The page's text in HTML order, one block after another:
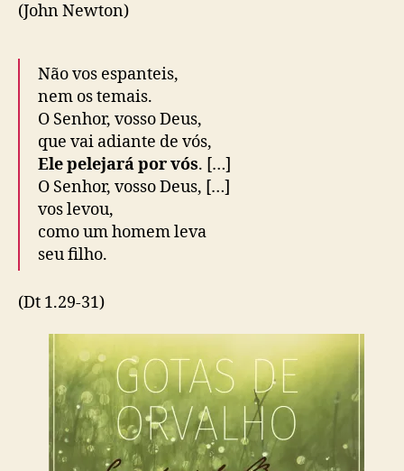
(John Newton)
Não vos espanteis,
nem os temais.
O Senhor, vosso Deus,
que vai adiante de vós,
Ele pelejará por vós. […]
O Senhor, vosso Deus, […]
vos levou,
como um homem leva
seu filho.
(Dt 1.29-31)